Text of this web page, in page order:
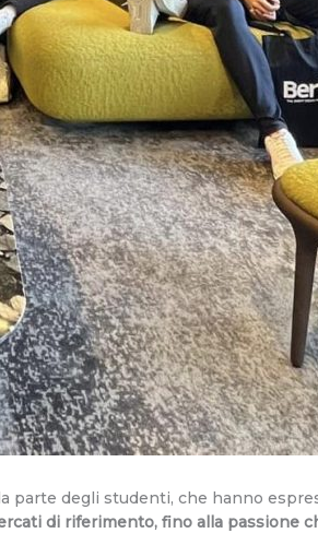
parte degli studenti, che hanno
di riferimento, fino alla passione